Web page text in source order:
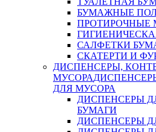
БУМАЖНЫЕ
ПРОТИРОЧНЫЕ
САЛФЕТКИ
СКАТЕРТИ И
ДИСПЕНСЕРЫ,
МУСОРА
ДЛЯ МУСОРА
ДИСПЕНСЕРЫ
БУМАГИ
ДИСПЕНСЕРЫ